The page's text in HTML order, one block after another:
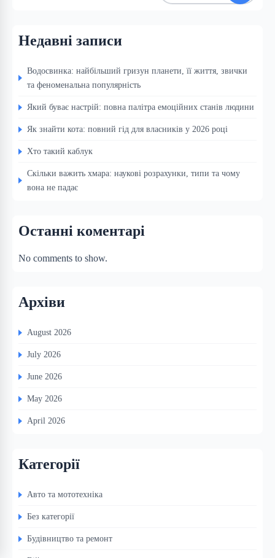
Недавні записи
Водосвинка: найбільший гризун планети, її життя, звички
та феноменальна популярність
Який буває настрій: повна палітра емоційних станів людини
Як знайти кота: повний гід для власників у 2026 році
Хто такий каблук
Скільки важить хмара: наукові розрахунки, типи та чому
вона не падає
Останні коментарі
No comments to show.
Архіви
August 2026
July 2026
June 2026
May 2026
April 2026
Категорії
Авто та мототехніка
Без категорії
Будівництво та ремонт